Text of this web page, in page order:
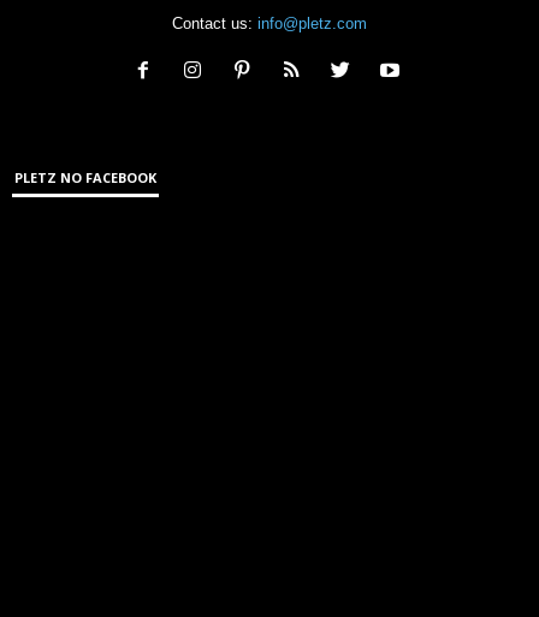
Contact us: info@pletz.com
PLETZ NO FACEBOOK